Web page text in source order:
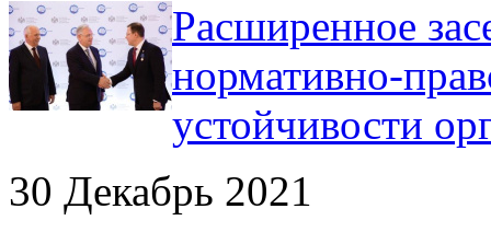
Расширенное
нормативно-
устойчивости
30 Декабрь 2021